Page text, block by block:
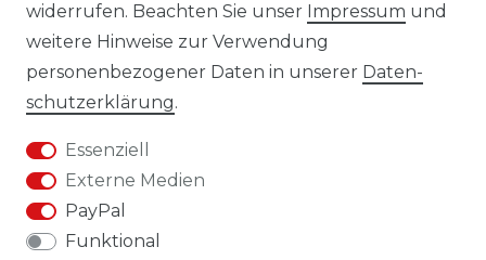
REUTEWEG 2/1, 73035 GÖPPINGEN
E-MAIL: INFO@BS-HANDEL.DE
widerrufen. Beachten Sie unser Impressum und
weitere Hinweise zur Verwendung
personenbezogener Daten in unserer Daten­
schutz­erklärung.
Essenziell
Externe Medien
PayPal
Funktional